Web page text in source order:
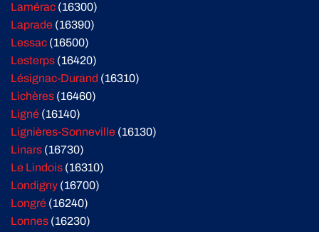
Lamérac (16300)
Laprade (16390)
Lessac (16500)
Lesterps (16420)
Lésignac-Durand (16310)
Lichères (16460)
Ligné (16140)
Lignières-Sonneville (16130)
Linars (16730)
Le Lindois (16310)
Londigny (16700)
Longré (16240)
Lonnes (16230)